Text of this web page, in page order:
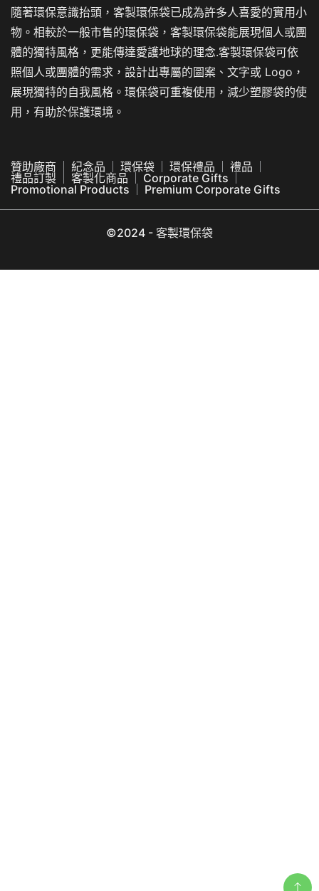
隨著環保意識抬頭，客製環保袋已成為許多人喜愛的實用小
物。相較於一般市售的環保袋，客製環保袋能展現個人或團
體的獨特風格，更能傳達愛護地球的理念.客製環保袋可依
照個人或團體的需求，設計出專屬的圖案、文字或 Logo，
展現獨特的自我風格。環保袋可重複使用，減少塑膠袋的使
用，有助於保護環境。
贊助廠商 紀念品 環保袋 環保禮品
禮品
禮品訂製
客製化商品
Corporate Gifts
Promotional Products
Premium Corporate Gifts
©2024 - 客製環保袋